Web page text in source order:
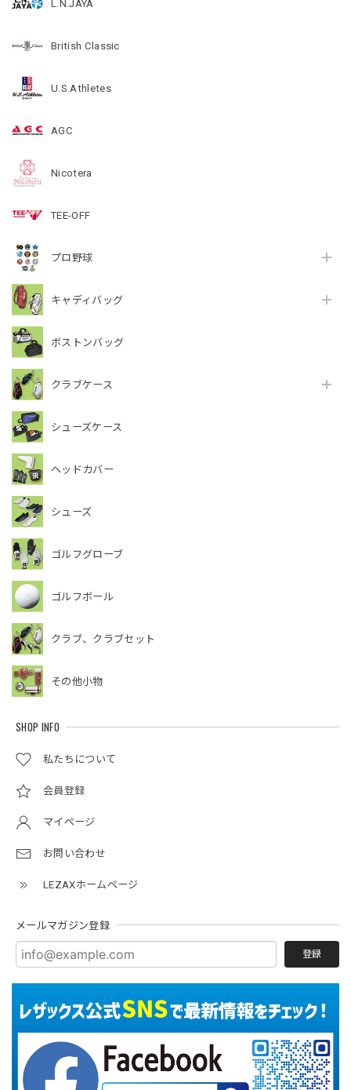
L.N.JAYA
British Classic
U.S.Athletes
AGC
Nicotera
TEE-OFF
プロ野球
キャディバッグ
ボストンバッグ
クラブケース
シューズケース
ヘッドカバー
シューズ
ゴルフグローブ
ゴルフボール
クラブ、クラブセット
その他小物
SHOP INFO
私たちについて
会員登録
マイページ
お問い合わせ
LEZAXホームページ
メールマガジン登録
登録